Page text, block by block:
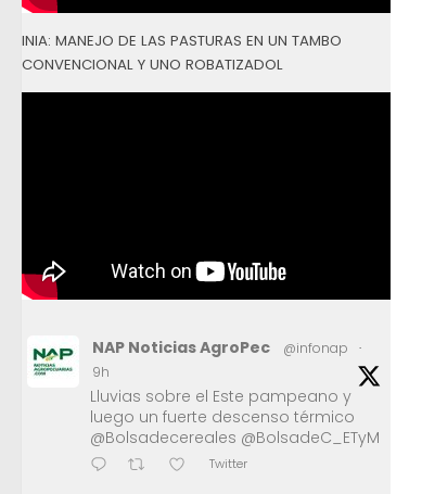
INIA: MANEJO DE LAS PASTURAS EN UN TAMBO
CONVENCIONAL Y UNO ROBATIZADOL
NAP Noticias AgroPec @infonap
·
9h
Lluvias sobre el Este pampeano y
luego un fuerte descenso térmico
@Bolsadecereales @BolsadeC_ETyM
Twitter